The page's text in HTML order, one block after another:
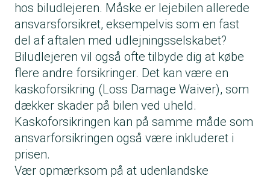
hos biludlejeren. Måske er lejebilen allerede
ansvarsforsikret, eksempelvis som en fast
del af aftalen med udlejningsselskabet?
Biludlejeren vil også ofte tilbyde dig at købe
flere andre forsikringer. Det kan være en
kaskoforsikring (Loss Damage Waiver), som
dækker skader på bilen ved uheld.
Kaskoforsikringen kan på samme måde som
ansvarforsikringen også være inkluderet i
prisen.
Vær opmærksom på at udenlandske